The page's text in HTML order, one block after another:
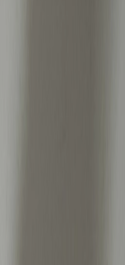
video spelen beide een
verhouding hangt af
doelgroep reageert op
Esthetische
omdat mensen
beter omdat ze
Daarnaast zijn stories
meest effectief voor
klanten. Dit zijn dan